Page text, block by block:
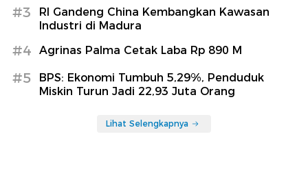
#3
RI Gandeng China Kembangkan Kawasan
Industri di Madura
#4 Agrinas Palma Cetak Laba Rp 890 M
#5
BPS: Ekonomi Tumbuh 5,29%, Penduduk
Miskin Turun Jadi 22,93 Juta Orang
Lihat Selengkapnya